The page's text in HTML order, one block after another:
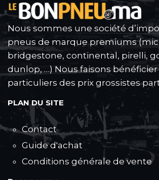
Nous sommes une société
pneus de marque premiums
bridgestone, continental, pirelli,
dunlop, …) Nous faisons
particuliers des prix grossistes
PLAN DU SITE
Contact
Guide d'achat
Conditions générale de vente